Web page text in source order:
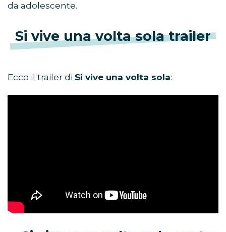
da adolescente.
Si vive una volta sola trailer
Ecco il trailer di Si vive una volta sola: